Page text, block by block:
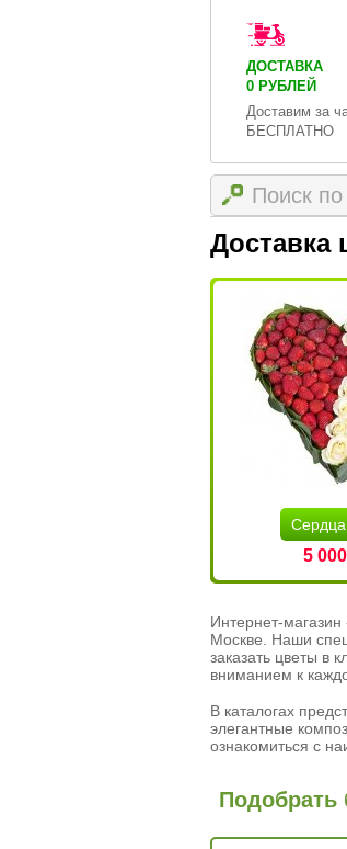
ДОСТАВКА
0 РУБЛЕЙ
Доставим за
БЕСПЛАТНО
Доставка
Сердца
5 000
Интернет-
Москве. Наши
заказать цветы в
вниманием к
В каталогах
элегантные
ознакомиться с
Подобрать